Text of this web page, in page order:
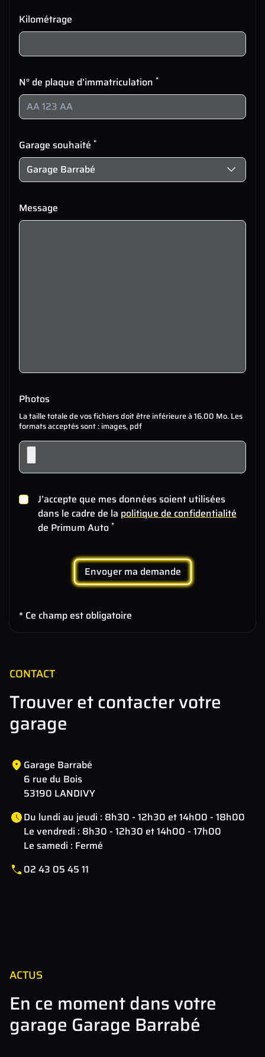
Kilométrage
N° de plaque d’immatriculation *
Garage souhaité *
Message
Photos
La taille totale de vos fichiers doit être inférieure à 16.00 Mo. Les
formats acceptés sont : images, pdf
J’accepte que mes données soient utilisées
dans le cadre de la politique de confidentialité
de Primum Auto *
Envoyer ma demande
* Ce champ est obligatoire
CONTACT
Trouver et contacter votre
garage
Garage Barrabé
6 rue du Bois
53190 LANDIVY
Du lundi au jeudi : 8h30 - 12h30 et 14h00 - 18h00
Le vendredi : 8h30 - 12h30 et 14h00 - 17h00
Le samedi : Fermé
02 43 05 45 11
ACTUS
En ce moment dans votre
garage Garage Barrabé